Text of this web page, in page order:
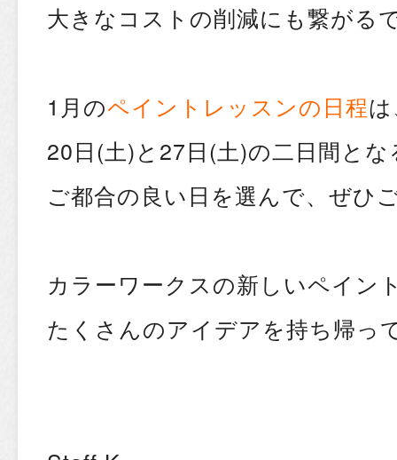
大きなコストの削減にも繋がる
1月のペイントレッスンの日程
20日(土)と27日(土)の二日間と
ご都合の良い日を選んで、ぜひ
カラーワークスの新しいペイン
たくさんのアイデアを持ち帰っ